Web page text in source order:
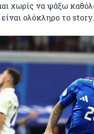
χωρίς να ψάξω
ολόκληρο το story.